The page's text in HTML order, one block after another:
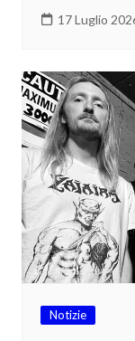
17 Luglio
Notizie